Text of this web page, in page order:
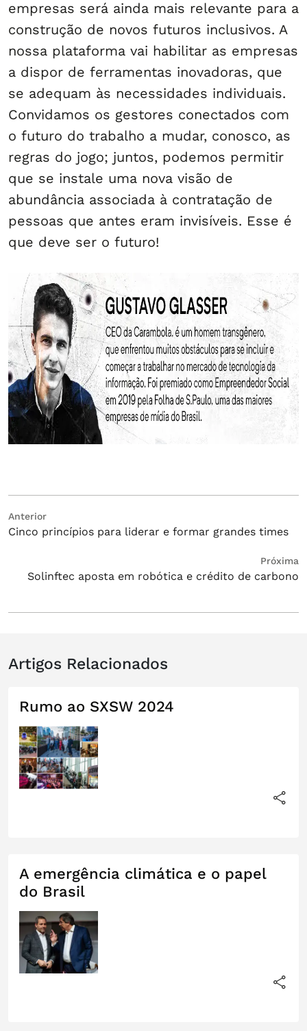
empresas será ainda mais relevante para a
construção de novos futuros inclusivos. A
nossa plataforma vai habilitar as empresas
a dispor de ferramentas inovadoras, que
se adequam às necessidades individuais.
Convidamos os gestores conectados com
o futuro do trabalho a mudar, conosco, as
regras do jogo; juntos, podemos permitir
que se instale uma nova visão de
abundância associada à contratação de
pessoas que antes eram invisíveis. Esse é
que deve ser o futuro!
Navegação
de
Anterior
Post
anterior:
Cinco princípios para liderar e formar grandes times
Próxima
post:Solinftec aposta em robótica e crédito de carbono
Artigos Relacionados
Rumo ao SXSW 2024
A emergência climática e o papel
do Brasil